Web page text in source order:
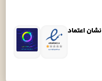
نشان اعتماد